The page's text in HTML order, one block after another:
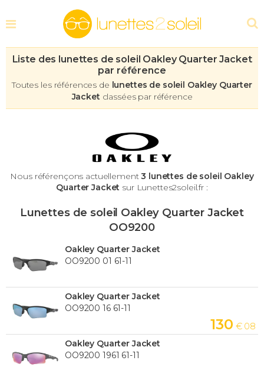
Liste des lunettes de soleil Oakley Quarter Jacket
par référence
Toutes les références de lunettes de soleil Oakley Quarter
Jacket classées par référence
Nous référençons actuellement3 lunettes de soleil Oakley
Quarter Jacket sur Lunettes2soleil.fr :
Lunettes de soleil Oakley Quarter Jacket
OO9200
Oakley Quarter Jacket
OO9200 01 61-11
Oakley Quarter Jacket
OO9200 16 61-11
130 € 08
Oakley Quarter Jacket
OO9200 1961 61-11